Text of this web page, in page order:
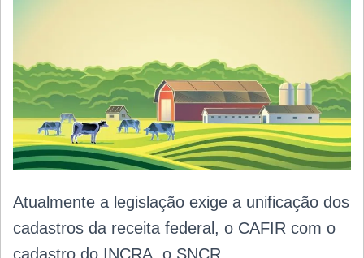
Atualmente a legislação exige a unificação dos
cadastros da receita federal, o CAFIR com o
cadastro do INCRA, o SNCR.